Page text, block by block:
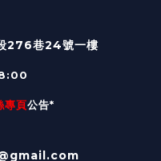
276巷24號一樓
專頁公告*